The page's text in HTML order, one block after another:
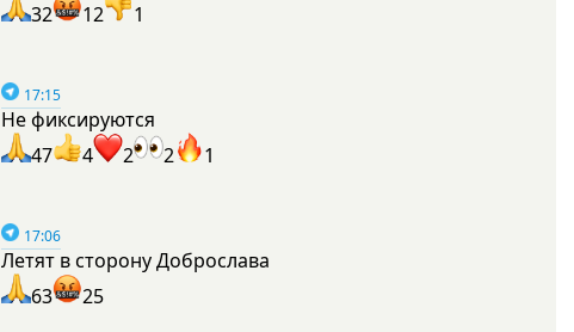
32
12 1
17:15
Не фиксируются
47
4 2 2 1
17:06
Летят в сторону Доброслава
63
25